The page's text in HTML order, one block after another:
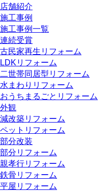
店舗紹介
施工事例
施工事例一覧
連続受賞
古民家再生リフォーム
LDKリフォーム
二世帯同居型リフォーム
水まわりリフォーム
おうちまるごとリフォーム
外観
減改築リフォーム
ペットリフォーム
部分改装
部分リフォーム
親孝行リフォーム
鉄骨リフォーム
平屋リフォーム